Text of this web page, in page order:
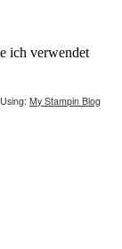
ich verwendet
My Stampin Blog